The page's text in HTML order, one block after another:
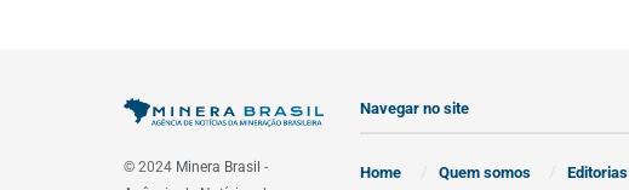
© 2024 Minera Brasil -
Navegar no site
Home Quem somos Editorias